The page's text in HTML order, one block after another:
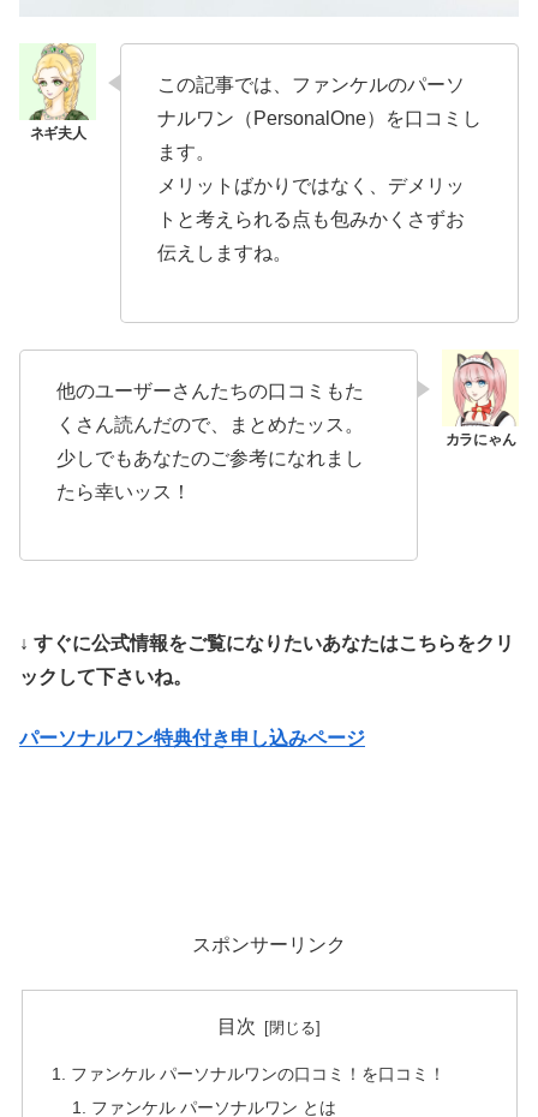
この記事では、ファンケルのパーソ
ナルワン（PersonalOne）を口コミし
ます。
メリットばかりではなく、デメリッ
トと考えられる点も包みかくさずお
伝えしますね。
他のユーザーさんたちの口コミもた
くさん読んだので、まとめたッス。
少しでもあなたのご参考になれまし
たら幸いッス！
↓ すぐに公式情報をご覧になりたいあなたはこちらをクリ
ックして下さいね。
パーソナルワン特典付き申し込みページ
スポンサーリンク
目次
ファンケル パーソナルワンの口コミ！を口コミ！
ファンケル パーソナルワン とは